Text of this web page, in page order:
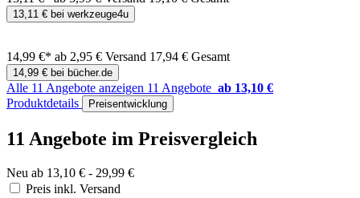
13,11 € bei werkzeuge4u
14,99 €* ab 2,95 € Versand 17,94 € Gesamt
14,99 € bei bücher.de
Alle 11 Angebote anzeigen 11 Angebote ab 13,10 €
Produktdetails
Preisentwicklung
11 Angebote im Preisvergleich
Neu ab 13,10 € - 29,99 €
Preis inkl. Versand